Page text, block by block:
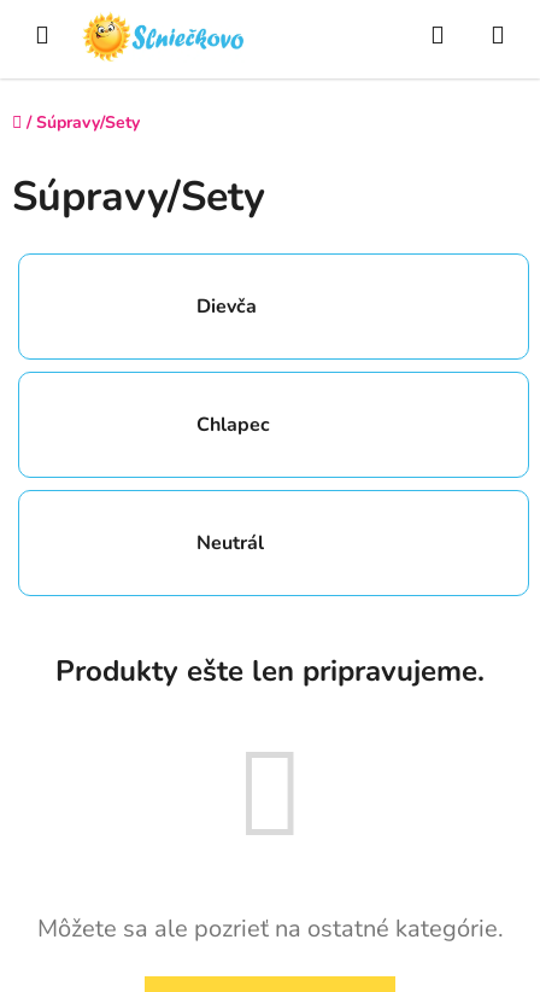
Hľadať
Domov
/ Súpravy/Sety
Súpravy/Sety
Dievča
Chlapec
Neutrál
Produkty ešte len pripravujeme.
Môžete sa ale pozrieť na ostatné kategórie.